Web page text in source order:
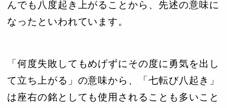
んでも八度起き上がることから、先述の意味に
なったといわれています。
「何度失敗してもめげずにその度に勇気を出し
て立ち上がる」の意味から、「七転び八起き」
は座右の銘としても使用されることも多いこと